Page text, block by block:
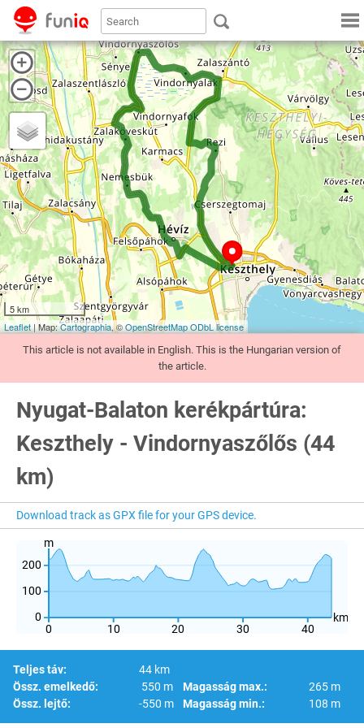
5 km
Leaflet| Map:Cartographia, ©OpenStreetMapODbL license
This article is not available in English. This is the Hungarian version of
the article.
Nyugat-Balaton kerékpártúra:
Keszthely - Vindornyaszőlős (44
km)
Download track as GPX file for your GPS device.
0 10 20 30 40
km
0
100
200
m
Teljes táv:
44 km
Össz. emelkedő:
550 m
Össz. lejtő:
-550 m
Magasság max.:
265 m
Magasság min.:
108 m